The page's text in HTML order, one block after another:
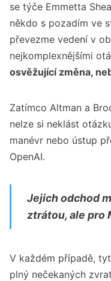
se týče Emmetta
někdo s pozadím ve
převezme vedení v
nejkomplexnějšími
osvěžující změna,
Zatímco Altman a
nelze si neklást
manévr nebo ústup
OpenAI.
Jejich odchod
ztrátou, ale
V každém případě,
plný nečekaných